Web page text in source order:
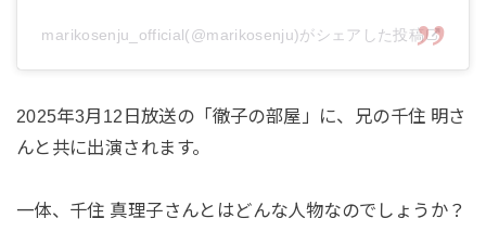
marikosenju_official(@marikosenju)がシェアした投稿
2025年3月12日放送の「徹子の部屋」に、兄の千住 明さ
んと共に出演されます。
一体、千住 真理子さんとはどんな人物なのでしょうか？